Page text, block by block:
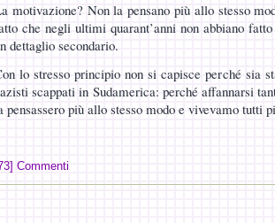
motivazione? Non la pensano più allo stesso
che negli ultimi quarant’anni non abbiano
dettaglio secondario.
lo stresso principio non si capisce perché sia
scappati in Sudamerica: perché affannarsi
pensassero più allo stesso modo e vivevamo tutti
Commenti